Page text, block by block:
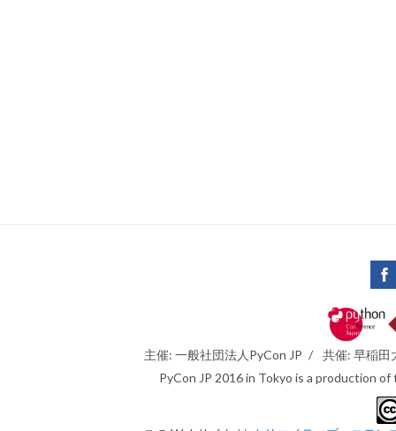
主催: 一般社団法人PyCon JP /
共催: 早稲田
PyCon JP 2016 in Tokyo is a production